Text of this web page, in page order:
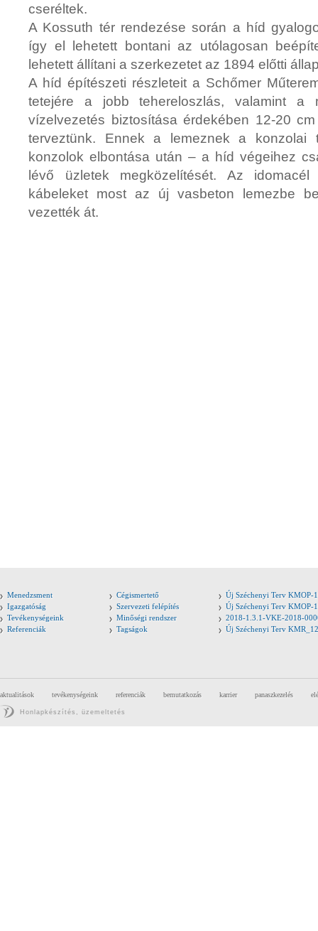
cseréltek.
A Kossuth tér rendezése során a híd
így el lehetett bontani az utólagosan
lehetett állítani a szerkezetet az 1894 előtti
A híd építészeti részleteit a Schőmer
tetejére a jobb tehereloszlás, valamint a
vízelvezetés biztosítása érdekében 12-20
terveztünk. Ennek a lemeznek a
konzolok elbontása után – a híd végeihez
lévő üzletek megközelítését. Az
kábeleket most az új vasbeton lemezbe
vezették át.
Menedzsment Cégismertető
Új Széchenyi Terv
Igazgatóság
Szervezeti felépítés
Új Széchenyi Terv KMOP-
Tevékenységeink
Minőségi rendszer
2018-1.3.1-VKE-2018-
Referenciák
Tagságok Új Széchenyi Terv
aktualitások tevékenységeink referenciák bemutatkozás karrier panaszkezelés
Honlapkészítés, üzemeltetés